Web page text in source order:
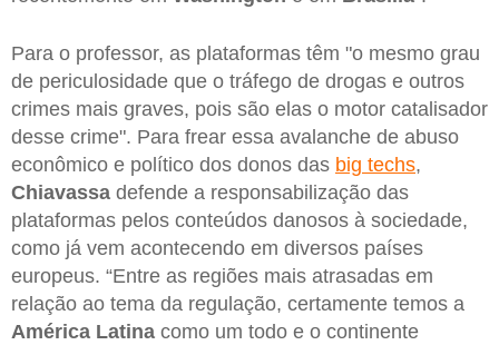
Para o professor, as plataformas têm "o mesmo grau
de periculosidade que o tráfego de drogas e outros
crimes mais graves, pois são elas o motor catalisador
desse crime". Para frear essa avalanche de abuso
econômico e político dos donos das big techs,
Chiavassa defende a responsabilização das
plataformas pelos conteúdos danosos à sociedade,
como já vem acontecendo em diversos países
europeus. “Entre as regiões mais atrasadas em
relação ao tema da regulação, certamente temos a
América Latina como um todo e o continente